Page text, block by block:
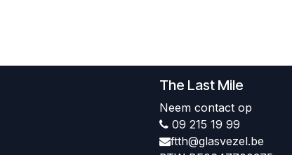
The Last Mile
Neem contact op
09 215 19 99
ftth@glasvezel.be